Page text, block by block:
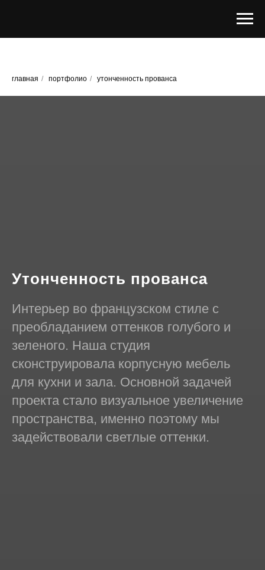
главная / портфолио / утонченность прованса
Утонченность прованса
Интерьер во французском стиле с
преобладанием оттенков голубого и
зеленого. Наша студия
сконструировала корпусную мебель
для кухни и зала. Основной задачей
проекта стало визуальное увеличение
пространства, именно поэтому мы
задействовали светлые оттенки.